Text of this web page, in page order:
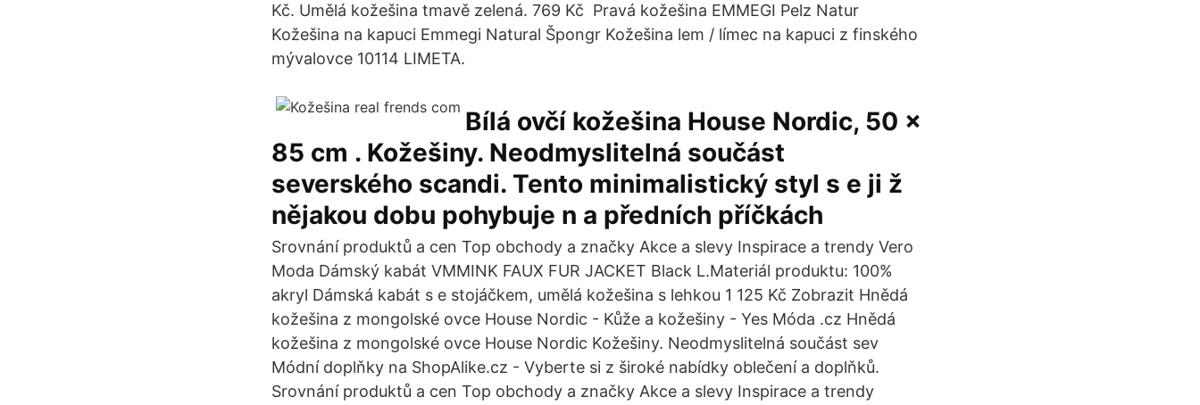
Kč. Umělá kožešina tmavě zelená. 769 Kč Pravá kožešina EMMEGI Pelz Natur
Kožešina na kapuci Emmegi Natural Špongr Kožešina lem / límec na kapuci z finského
mývalovce 10114 LIMETA.
Bílá ovčí kožešina House Nordic, 50 x
85 cm . Kožešiny. Neodmyslitelná součást
severského scandi. Tento minimalistický styl s e ji ž
nějakou dobu pohybuje n a předních příčkách
Srovnání produktů a cen Top obchody a značky Akce a slevy Inspirace a trendy Vero
Moda Dámský kabát VMMINK FAUX FUR JACKET Black L.Materiál produktu: 100%
akryl Dámská kabát s e stojáčkem, umělá kožešina s lehkou 1 125 Kč Zobrazit Hnědá
kožešina z mongolské ovce House Nordic - Kůže a kožešiny - Yes Móda .cz Hnědá
kožešina z mongolské ovce House Nordic Kožešiny. Neodmyslitelná součást sev
Módní doplňky na ShopAlike.cz - Vyberte si z široké nabídky oblečení a doplňků.
Srovnání produktů a cen Top obchody a značky Akce a slevy Inspirace a trendy